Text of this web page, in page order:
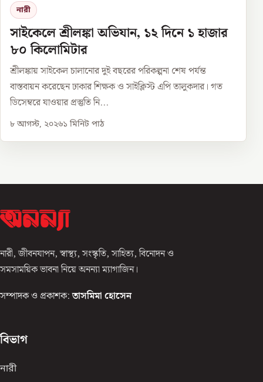
নারী
সাইকেলে শ্রীলঙ্কা অভিযান, ১২ দিনে ১ হাজার
৮০ কিলোমিটার
শ্রীলঙ্কায় সাইকেল চালানোর দুই বছরের পরিকল্পনা শেষ পর্যন্ত
বাস্তবায়ন করেছেন ঢাকার শিক্ষক ও সাইক্লিস্ট এপি তালুকদার। গত
ডিসেম্বরে যাওয়ার প্রস্তুতি নি...
৮ আগস্ট, ২০২৬১ মিনিট পাঠ
নারী, জীবনযাপন, স্বাস্থ্য, সংস্কৃতি, সাহিত্য, বিনোদন ও
সমসাময়িক ভাবনা নিয়ে অনন্যা ম্যাগাজিন।
সম্পাদক ও প্রকাশক: তাসমিমা হোসেন
বিভাগ
নারী